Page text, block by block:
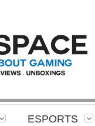
ESPORTS